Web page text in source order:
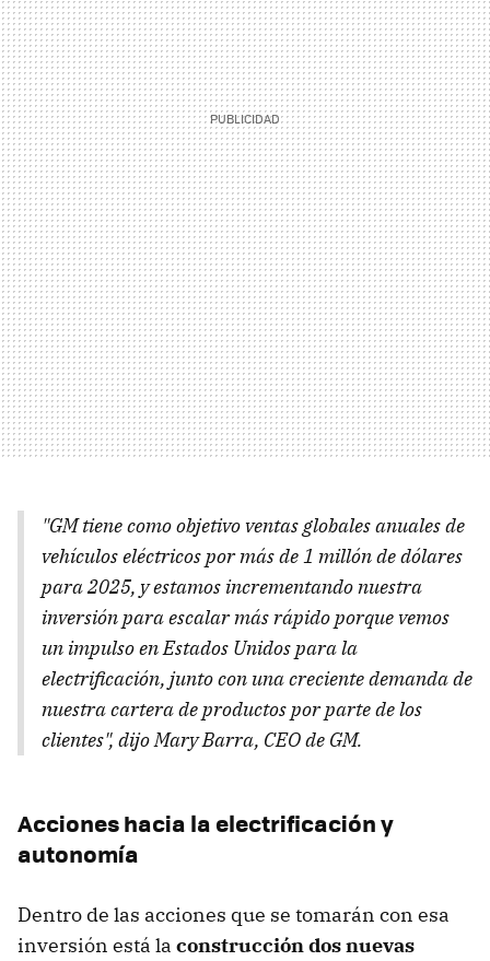
"GM tiene como objetivo ventas globales anuales de
vehículos eléctricos por más de 1 millón de dólares
para 2025, y estamos incrementando nuestra
inversión para escalar más rápido porque vemos
un impulso en Estados Unidos para la
electrificación, junto con una creciente demanda de
nuestra cartera de productos por parte de los
clientes", dijo Mary Barra, CEO de GM.
Acciones hacia la electrificación y
autonomía
Dentro de las acciones que se tomarán con esa
inversión está la construcción dos nuevas